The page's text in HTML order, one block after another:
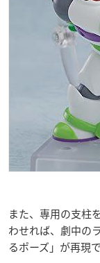
また、専用の支柱
わせれば、劇中の
るポーズ」が再現